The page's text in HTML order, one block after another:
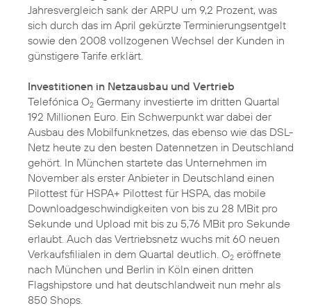
Jahresvergleich sank der ARPU um 9,2 Prozent, was
sich durch das im April gekürzte Terminierungsentgelt
sowie den 2008 vollzogenen Wechsel der Kunden in
günstigere Tarife erklärt.
Investitionen in Netzausbau und Vertrieb
Telefónica O2 Germany investierte im dritten Quartal
192 Millionen Euro. Ein Schwerpunkt war dabei der
Ausbau des Mobilfunknetzes, das ebenso wie das DSL-
Netz heute zu den besten Datennetzen in Deutschland
gehört. In München startete das Unternehmen im
November als erster Anbieter in Deutschland einen
Pilottest für HSPA+ Pilottest für HSPA, das mobile
Downloadgeschwindigkeiten von bis zu 28 MBit pro
Sekunde und Upload mit bis zu 5,76 MBit pro Sekunde
erlaubt. Auch das Vertriebsnetz wuchs mit 60 neuen
Verkaufsfilialen in dem Quartal deutlich. O2 eröffnete
nach München und Berlin in Köln einen dritten
Flagshipstore und hat deutschlandweit nun mehr als
850 Shops.